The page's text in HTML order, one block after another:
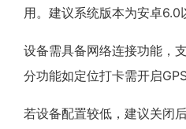
用。建议系统版本为安卓6.0
设备需具备网络连接功能，
分功能如定位打卡需开启GPS
若设备配置较低，建议关闭